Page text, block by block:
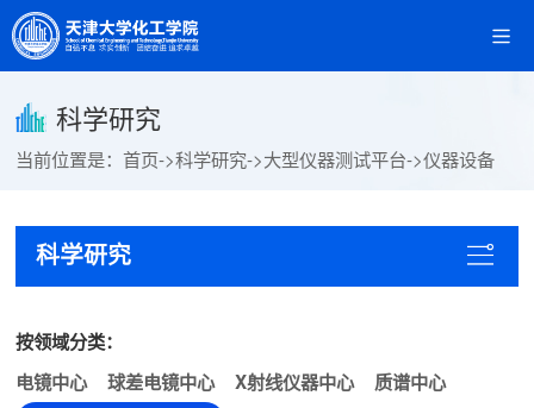
科学研究
当前位置是：首页->科学研究->大型仪器测试平台->仪器设备
按领域分类：
电镜中心
球差电镜中心 X射线仪器中心
质谱中心
科学研究